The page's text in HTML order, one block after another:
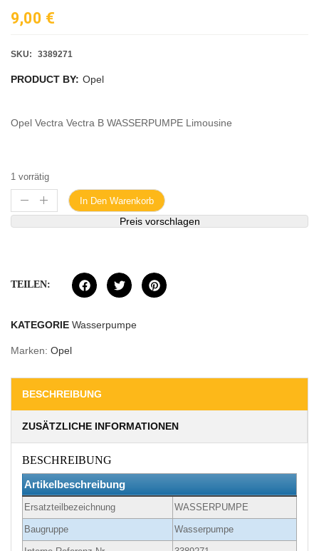
9,00 €
SKU: 3389271
PRODUCT BY: Opel
Opel Vectra Vectra B WASSERPUMPE Limousine
1 vorrätig
In Den Warenkorb
Preis vorschlagen
TEILEN:
KATEGORIE Wasserpumpe
Marken: Opel
BESCHREIBUNG
ZUSÄTZLICHE INFORMATIONEN
BESCHREIBUNG
Artikelbeschreibung
Ersatzteilbezeichnung WASSERPUMPE
Baugruppe Wasserpumpe